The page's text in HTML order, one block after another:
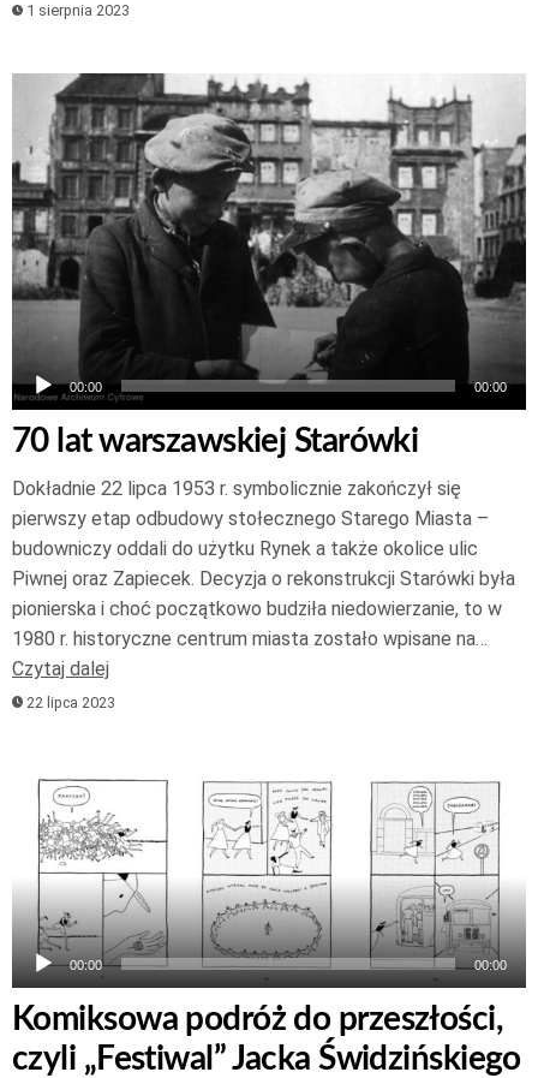
1 sierpnia 2023
Odtwarzacz
plików
dźwiękowych
00:00 00:00
70 lat warszawskiej Starówki
Dokładnie 22 lipca 1953 r. symbolicznie zakończył się
pierwszy etap odbudowy stołecznego Starego Miasta –
budowniczy oddali do użytku Rynek a także okolice ulic
Piwnej oraz Zapiecek. Decyzja o rekonstrukcji Starówki była
pionierska i choć początkowo budziła niedowierzanie, to w
1980 r. historyczne centrum miasta zostało wpisane na…
Czytaj dalej
22 lipca 2023
Odtwarzacz
plików
dźwiękowych
00:00 00:00
Komiksowa podróż do przeszłości,
czyli „Festiwal” Jacka Świdzińskiego